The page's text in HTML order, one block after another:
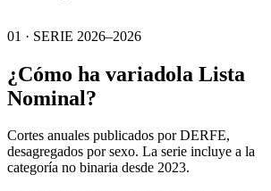
01 · SERIE 2026–2026
¿Cómo ha variadola Lista
Nominal?
Cortes anuales publicados por DERFE,
desagregados por sexo. La serie incluye a la
categoría no binaria desde 2023.